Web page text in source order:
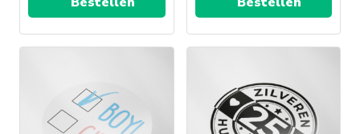
Dit
meerdere
variaties.
Dit
heeft
meerdere
variaties.